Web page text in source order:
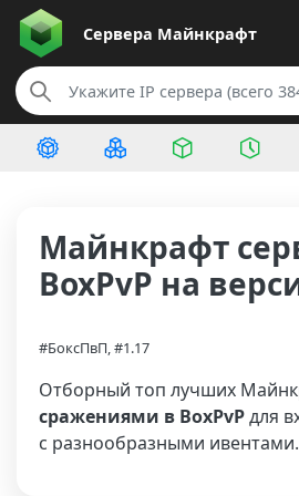
Сервера Майнкрафт
Майнкрафт
BoxPvP на
#БоксПвП, #1.17
Отборный топ лучших
сражениями в BoxPvPдля
с разнообразными ивентами.